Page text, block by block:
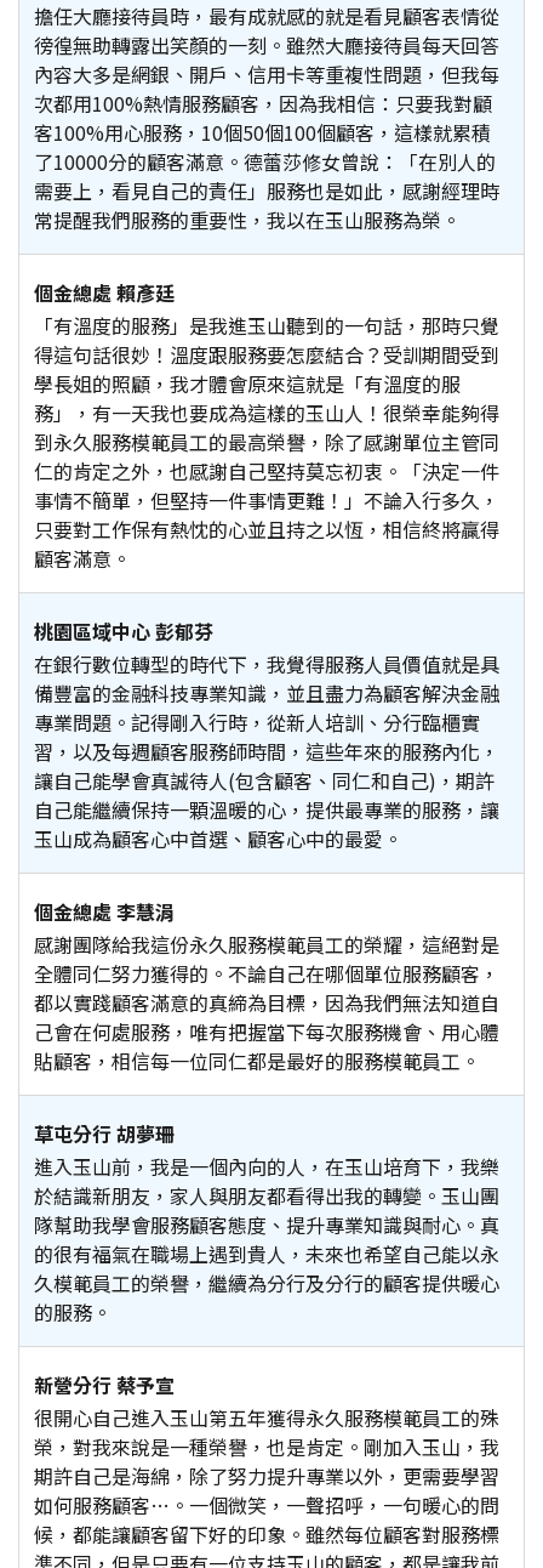
擔任大廳接待員時，最有成就感的就是看見顧客表情從
徬徨無助轉露出笑顏的一刻。雖然大廳接待員每天回答
內容大多是網銀、開戶、信用卡等重複性問題，但我每
次都用100%熱情服務顧客，因為我相信：只要我對顧
客100%用心服務，10個50個100個顧客，這樣就累積
了10000分的顧客滿意。德蕾莎修女曾說：「在別人的
需要上，看見自己的責任」服務也是如此，感謝經理時
常提醒我們服務的重要性，我以在玉山服務為榮。
個金總處 賴彥廷
「有溫度的服務」是我進玉山聽到的一句話，那時只覺
得這句話很妙！溫度跟服務要怎麼結合？受訓期間受到
學長姐的照顧，我才體會原來這就是「有溫度的服
務」，有一天我也要成為這樣的玉山人！很榮幸能夠得
到永久服務模範員工的最高榮譽，除了感謝單位主管同
仁的肯定之外，也感謝自己堅持莫忘初衷。「決定一件
事情不簡單，但堅持一件事情更難！」不論入行多久，
只要對工作保有熱忱的心並且持之以恆，相信終將贏得
顧客滿意。
桃園區域中心 彭郁芬
在銀行數位轉型的時代下，我覺得服務人員價值就是具
備豐富的金融科技專業知識，並且盡力為顧客解決金融
專業問題。記得剛入行時，從新人培訓、分行臨櫃實
習，以及每週顧客服務師時間，這些年來的服務內化，
讓自己能學會真誠待人(包含顧客、同仁和自己)，期許
自己能繼續保持一顆溫暖的心，提供最專業的服務，讓
玉山成為顧客心中首選、顧客心中的最愛。
個金總處 李慧涓
感謝團隊給我這份永久服務模範員工的榮耀，這絕對是
全體同仁努力獲得的。不論自己在哪個單位服務顧客，
都以實踐顧客滿意的真締為目標，因為我們無法知道自
己會在何處服務，唯有把握當下每次服務機會、用心體
貼顧客，相信每一位同仁都是最好的服務模範員工。
草屯分行 胡夢珊
進入玉山前，我是一個內向的人，在玉山培育下，我樂
於結識新朋友，家人與朋友都看得出我的轉變。玉山團
隊幫助我學會服務顧客態度、提升專業知識與耐心。真
的很有福氣在職場上遇到貴人，未來也希望自己能以永
久模範員工的榮譽，繼續為分行及分行的顧客提供暖心
的服務。
新營分行 蔡予宣
很開心自己進入玉山第五年獲得永久服務模範員工的殊
榮，對我來說是一種榮譽，也是肯定。剛加入玉山，我
期許自己是海綿，除了努力提升專業以外，更需要學習
如何服務顧客…。一個微笑，一聲招呼，一句暖心的問
候，都能讓顧客留下好的印象。雖然每位顧客對服務標